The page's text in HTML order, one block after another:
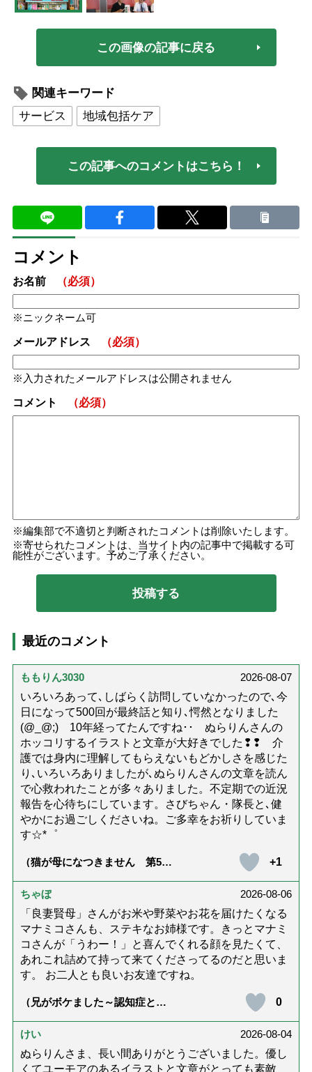
この画像の記事に戻る
関連キーワード
サービス
地域包括ケア
この記事へのコメントはこちら！
コメント
お名前 （必須）
ニックネーム可
メールアドレス （必須）
入力されたメールアドレスは公開されません
コメント （必須）
編集部で不適切と判断されたコメントは削除いたします。
寄せられたコメントは、当サイト内の記事中で掲載する可
能性がございます。予めご了承ください。
最近のコメント
ももりん3030
2026-08-07
いろいろあって､しばらく訪問していなかったので､今
日になって500回が最終話と知り､愕然となりました
(@_@;) 10年経ってたんですね･･ ぬらりんさんの
ホッコリするイラストと文章が大好きでした❢❢ 介
護では身内に理解してもらえないもどかしさを感じた
り､いろいろありましたが､ぬらりんさんの文章を読ん
で心救われたことが多々ありました。不定期での近況
報告を心待ちにしています。さびちゃん・隊長と､健
やかにお過ごしくださいね。ご多幸をお祈りしていま
す☆*゜
（猫が母になつきません 第500
+1
ちゃぼ
2026-08-06
「良妻賢母」さんがお米や野菜やお花を届けたくなる
マナミコさんも、ステキなお姉様です。きっとマナミ
コさんが「うわー！」と喜んでくれる顔を見たくて、
あれこれ詰めて持って来てくださってるのだと思いま
す。 お二人とも良いお友達ですね。
（兄がボケました～認知症と介
達』が届きました」）
0
けい
2026-08-04
ぬらりんさま、長い間ありがとうございました。優し
くてユーモアのあるイラストと文章がとっても素敵